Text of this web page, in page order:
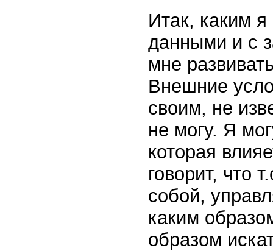
Итак, каким
данными и с
мне
Внешние
своим, не
не могу. Я
которая
говорит, что
собой,
каким
образом